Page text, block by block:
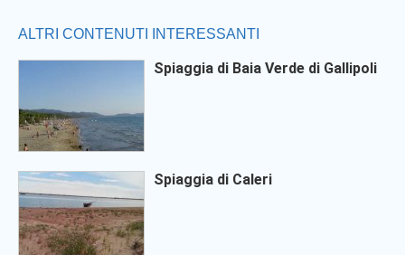
ALTRI CONTENUTI INTERESSANTI
Spiaggia di Baia Verde di Gallipoli
Spiaggia di Caleri